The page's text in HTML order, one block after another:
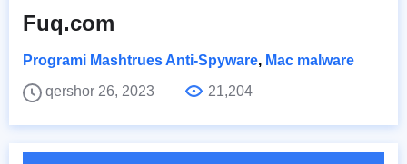
Fuq.com
Programi Mashtrues Anti-Spyware, Mac malware
qershor 26, 2023
21,204